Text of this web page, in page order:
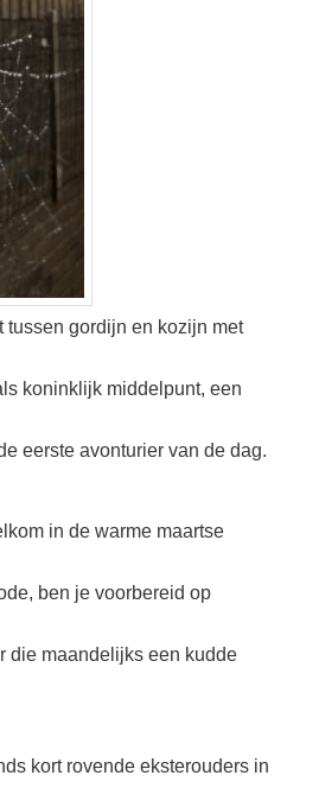
tussen gordijn en kozijn met
koninklijk middelpunt, een
eerste avonturier van de dag.
in de warme maartse
ben je voorbereid op
die maandelijks een kudde
kort rovende eksterouders in